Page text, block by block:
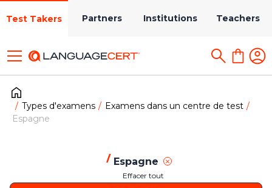
Test Takers Partners Institutions Teachers
Types d'examens
Examens dans un centre de test
Espagne
Espagne
Effacer tout